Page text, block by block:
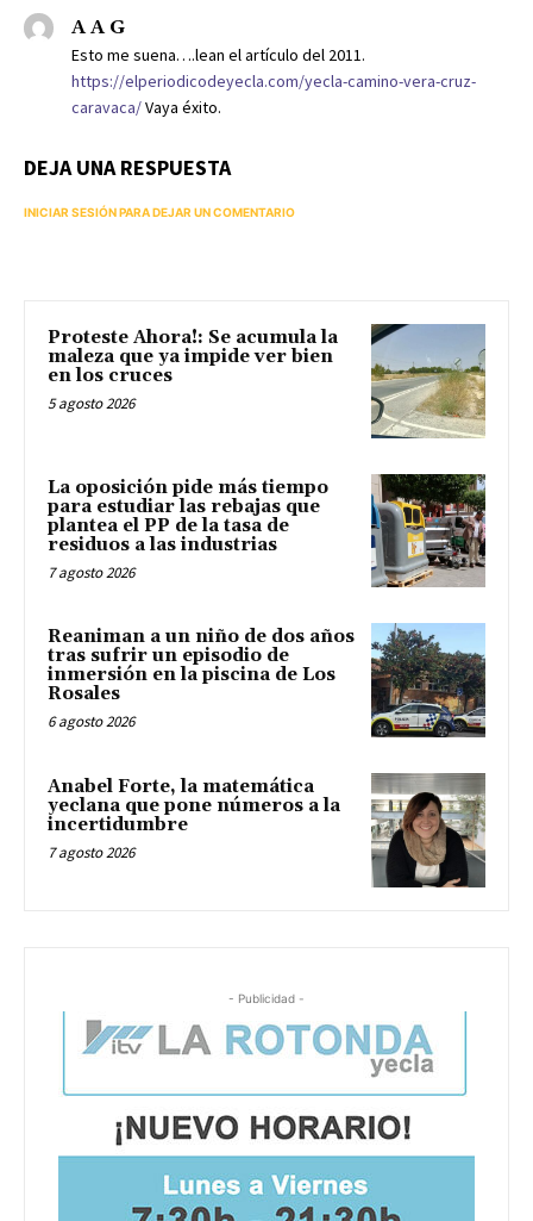
A A G
Esto me suena….lean el artículo del 2011.
https://elperiodicodeyecla.com/yecla-camino-vera-cruz-
caravaca/Vaya éxito.
DEJA UNA RESPUESTA
INICIAR SESIÓN PARA DEJAR UN COMENTARIO
Proteste Ahora!: Se acumula la
maleza que ya impide ver bien
en los cruces
5 agosto 2026
La oposición pide más tiempo
para estudiar las rebajas que
plantea el PP de la tasa de
residuos a las industrias
7 agosto 2026
Reaniman a un niño de dos años
tras sufrir un episodio de
inmersión en la piscina de Los
Rosales
6 agosto 2026
Anabel Forte, la matemática
yeclana que pone números a la
incertidumbre
7 agosto 2026
- Publicidad -